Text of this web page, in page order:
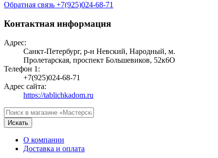
Обратная связь +7(925)024-68-71
Контактная информация
Адрес:
Санкт-Петербург, р-н Невский, Народный, м.
Пролетарская, проспект Большевиков, 52к6О
Телефон 1:
+7(925)024-68-71
Адрес сайта:
https://tablichkadom.ru
Искать
О компании
Доставка и оплата